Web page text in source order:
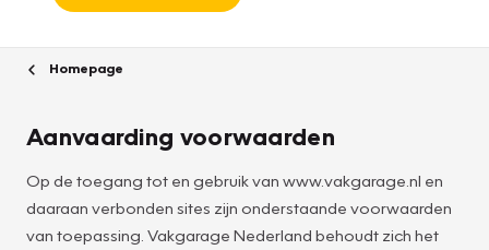
Homepage
Aanvaarding voorwaarden
Op de toegang tot en gebruik van www.vakgarage.nl en
daaraan verbonden sites zijn onderstaande voorwaarden
van toepassing. Vakgarage Nederland behoudt zich het